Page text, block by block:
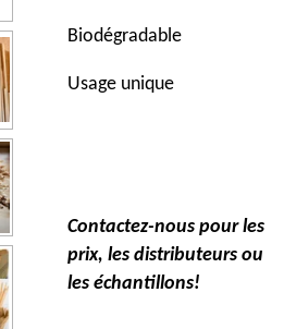
Biodégradable
Usage unique
Contactez-nous pour les
prix, les distributeurs ou
les échantillons!